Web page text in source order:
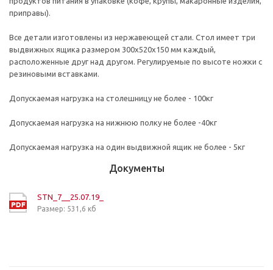
приправы).
Все детали изготовлены из нержавеющей стали. Стол имеет три
выдвижных ящика размером 300х520х150 мм каждый,
расположенные друг над другом. Регулируемые по высоте ножки с
резиновыми вставками.
Допускаемая нагрузка на столешницу не более - 100кг
Допускаемая нагрузка на нижнюю полку не более -40кг
Допускаемая нагрузка на один выдвижной ящик не более - 5кг
Документы
STN_7__25.07.19_
Размер: 531,6 кб